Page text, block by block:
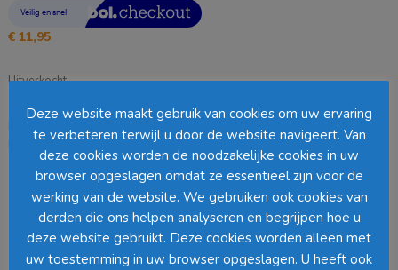
€11,95
Uitverkocht
EAN: 8720362960775 SKU: 1153731 Categorie:
Lendekussens
Loading...
Barcode :
10% korting vanaf 2 stuks
Deze website maakt gebruik van cookies om uw ervaring
te verbeteren terwijl u door de website navigeert. Van
deze cookies worden de noodzakelijke cookies in uw
browser opgeslagen omdat ze essentieel zijn voor de
werking van de website. We gebruiken ook cookies van
derden die ons helpen analyseren en begrijpen hoe u
deze website gebruikt. Deze cookies worden alleen met
uw toestemming in uw browser opgeslagen. U heeft ook